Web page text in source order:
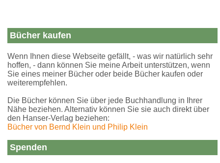
Bücher kaufen
Wenn Ihnen diese Webseite gefällt, - was wir natürlich sehr
hoffen, - dann können Sie meine Arbeit unterstützen, wenn
Sie eines meiner Bücher oder beide Bücher kaufen oder
weiterempfehlen.
Die Bücher können Sie über jede Buchhandlung in Ihrer
Nähe beziehen. Alternativ können Sie sie auch direkt über
den Hanser-Verlag beziehen:
Bücher von Bernd Klein und Philip Klein
Spenden